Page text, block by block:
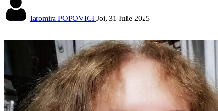
Iaromira POPOVICI Joi, 31 Iulie 2025